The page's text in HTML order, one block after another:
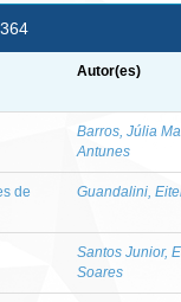
Autor(es)
Barros, Júlia
Antunes
de
Guandalini,
Santos Junior,
Soares